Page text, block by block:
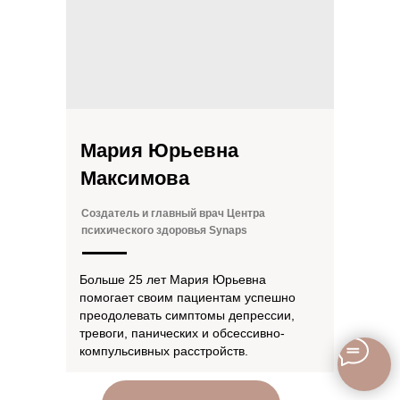
Создатель и главный врач Центра
психического здоровья Synaps
Мария Юрьевна
Максимова
Больше 25 лет Мария Юрьевна
помогает своим пациентам успешно
преодолевать симптомы депрессии,
тревоги, панических и обсессивно-
компульсивных расстройств.